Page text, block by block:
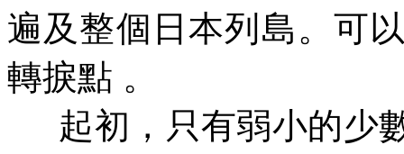
遍及整個日本列島。可
轉捩點 。
起初，只有弱小的少